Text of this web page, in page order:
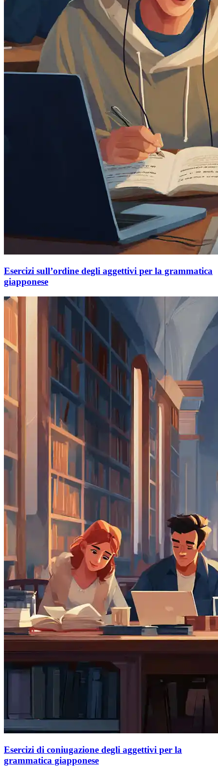
Esercizi sull’ordine degli aggettivi per la grammatica
giapponese
Esercizi di coniugazione degli aggettivi per la
grammatica giapponese